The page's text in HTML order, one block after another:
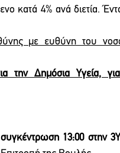
κατά 4% ανά διετία.
με ευθύνη του
την Δημόσια Υγεία,
13:00 στην